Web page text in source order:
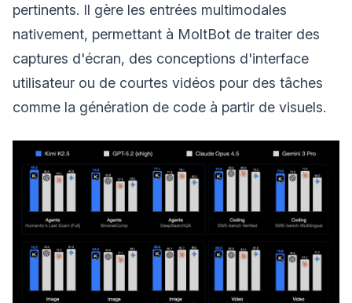
pertinents. Il gère les entrées multimodales
nativement, permettant à MoltBot de traiter des
captures d'écran, des conceptions d'interface
utilisateur ou de courtes vidéos pour des tâches
comme la génération de code à partir de visuels.